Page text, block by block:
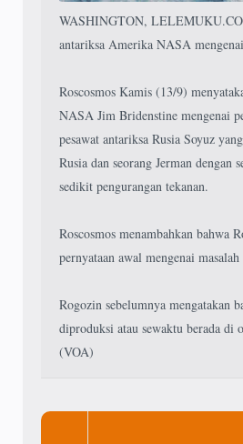
WASHINGTON,
antariksa Amerika NASA
Roscosmos Kamis (13/9)
NASA Jim Bridenstine mengenai
pesawat antariksa Rusia Soyuz
Rusia dan seorang Jerman
sedikit pengurangan tekanan.
Roscosmos menambahkan bahwa
pernyataan awal mengenai
Rogozin sebelumnya mengatakan
diproduksi atau sewaktu berada di
(VOA)